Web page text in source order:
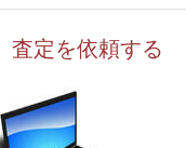
査定を依頼する